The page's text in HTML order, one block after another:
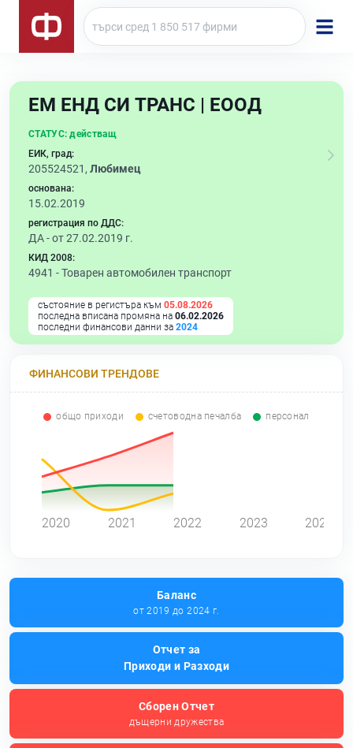
ЕМ ЕНД СИ ТРАНС | ЕООД
СТАТУС: действащ
ЕИК, град:
205524521, Любимец
основана:
15.02.2019
регистрация по ДДС:
ДА - от 27.02.2019 г.
КИД 2008:
4941 -Товарен автомобилен транспорт
състояние в регистъра към 05.08.2026
последна вписана промяна на 06.02.2026
последни финансови данни за 2024
ФИНАНСОВИ ТРЕНДОВЕ
общо приходи счетоводна печалба персонал
2020 2021 2022 2023 2024
Баланс
от 2019 до 2024 г.
Отчет за
Приходи и Разходи
Сборен Отчет
дъщерни дружества